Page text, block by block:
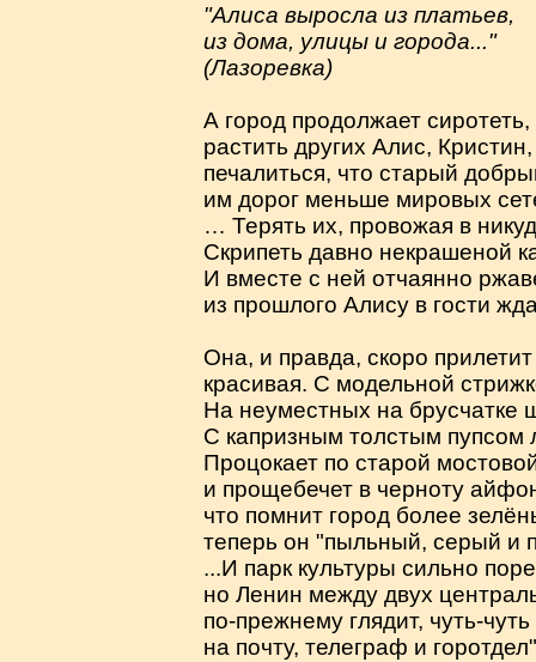
"Алиса выросла из платьев,
из дома, улицы и города..."
(Лазоревка)
А город продолжает сиротеть,
растить других Алис,
печалиться, что старый
им дорог меньше мировых
… Терять их, провожая в
Скрипеть давно некрашеной
И вместе с ней отчаянно
из прошлого Алису в гости
Она, и правда, скоро
красивая. С модельной
На неуместных на брусчатке
С капризным толстым пупсом
Процокает по старой
и прощебечет в черноту
что помнит город более
теперь он "пыльный, серый и
...И парк культуры сильно
но Ленин между двух
по-прежнему глядит, чуть-чуть
на почту, телеграф и